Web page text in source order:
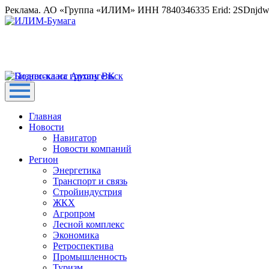
Реклама. АО «Группа «ИЛИМ» ИНН 7840346335 Erid:
Главная
Новости
Навигатор
Новости компаний
Регион
Энергетика
Транспорт и связь
Стройиндустрия
ЖКХ
Агропром
Лесной комплекс
Экономика
Ретроспектива
Промышленность